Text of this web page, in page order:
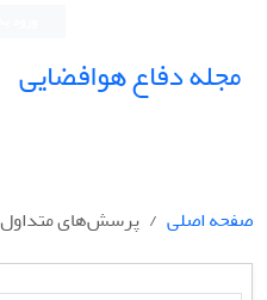
مجله دفاع هوافضایی
صفحه اصلی پرسش‌های متداول